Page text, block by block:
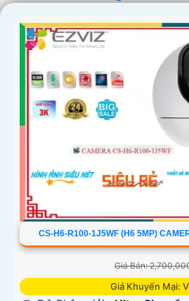
chắn hơn chất lượng sản phẩm và
hàng tốt.
CS-H6-R100-1J5WF (H6 5MP)
Giá Bán:
Giá Khuyến Mại: